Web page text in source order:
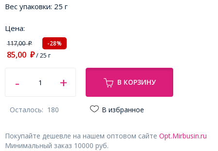
Вес упаковки: 25 г
Цена:
117,00₽ -28%
85,00 ₽/ 25 г
В КОРЗИНУ
Осталось: 180 В избранное
Покупайте дешевле на нашем оптовом сайте Opt.Mirbusin.ru
Минимальный заказ 10000 руб.